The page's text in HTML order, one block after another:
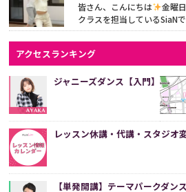
皆さん、こんにちは
金曜
クラスを担当しているSiaN
K-POP 入門クラス studio8
きをみる
アクセスランキング
ジャニーズダンス【入門】
レッスン休講・代講・スタジオ
【単発開講】テーマパークダ